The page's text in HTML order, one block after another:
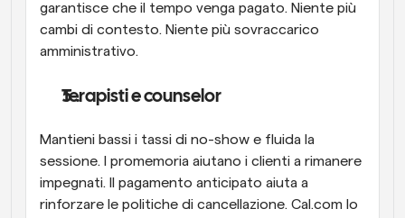
garantisce che il tempo venga pagato. Niente più
cambi di contesto. Niente più sovraccarico
amministrativo.
Terapisti e counselor
Mantieni bassi i tassi di no-show e fluida la
sessione. I promemoria aiutano i clienti a rimanere
impegnati. Il pagamento anticipato aiuta a
rinforzare le politiche di cancellazione. Cal.com lo